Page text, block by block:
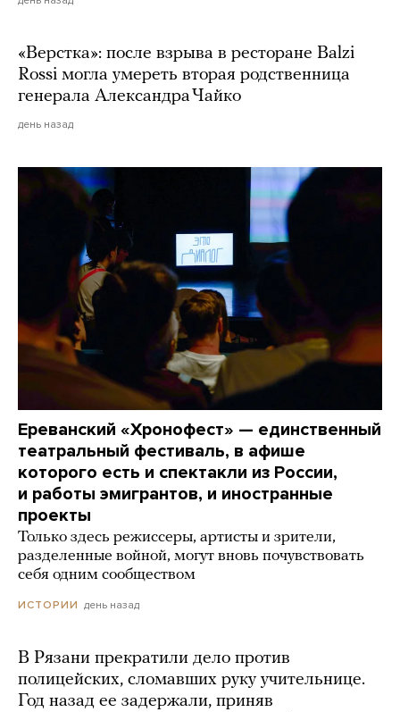
«Верстка»: после взрыва в ресторане Balzi
Rossi могла умереть вторая родственница
генерала Александра Чайко
день назад
Ереванский «Хронофест» — единственный
театральный фестиваль, в афише
которого есть и спектакли из России,
и работы эмигрантов, и иностранные
проекты
Только здесь режиссеры, артисты и зрители,
разделенные войной, могут вновь почувствовать
себя одним сообществом
ИСТОРИИ день назад
В Рязани прекратили дело против
полицейских, сломавших руку учительнице.
Год назад ее задержали, приняв